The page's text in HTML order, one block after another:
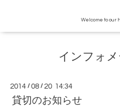
Welcome to our
インフォ
2014 /08 / 20 14:34
貸切のお知らせ